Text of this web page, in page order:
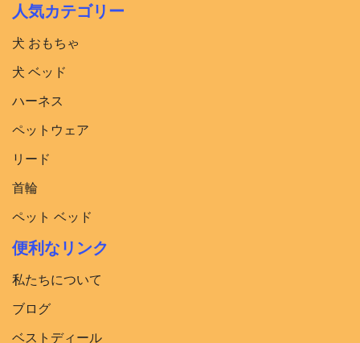
人気カテゴリー
犬 おもちゃ
犬 ベッド​
ハーネス
ペットウェア
リード
首輪
ペット ベッド
便利なリンク
私たちについて
ブログ
ベストディール